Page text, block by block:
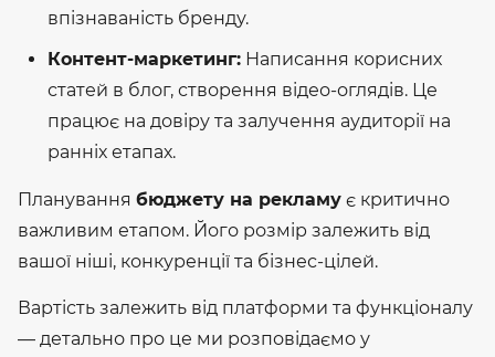
впізнаваність бренду.
Контент-маркетинг:Написання корисних
статей в блог, створення відео-оглядів. Це
працює на довіру та залучення аудиторії на
ранніх етапах.
Планування бюджету на рекламу є критично
важливим етапом. Його розмір залежить від
вашої ніші, конкуренції та бізнес-цілей.
Вартість залежить від платформи та функціоналу
— детально про це ми розповідаємо у